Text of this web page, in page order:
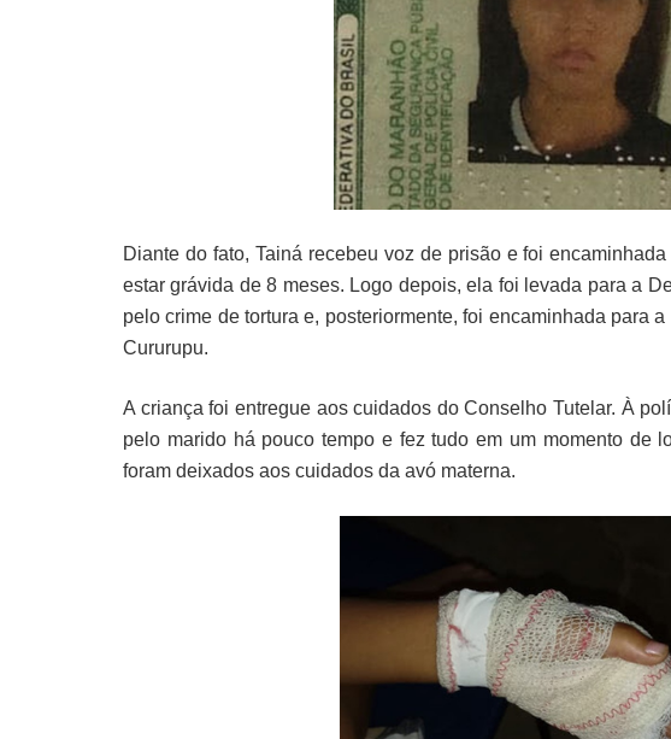
Diante do fato, Tainá recebeu voz de prisão e foi
estar grávida de 8 meses. Logo depois, ela foi levada para a
pelo crime de tortura e, posteriormente, foi encaminhada para
Cururupu.
A criança foi entregue aos cuidados do Conselho Tutelar. À
pelo marido há pouco tempo e fez tudo em um momento de
foram deixados aos cuidados da avó materna.